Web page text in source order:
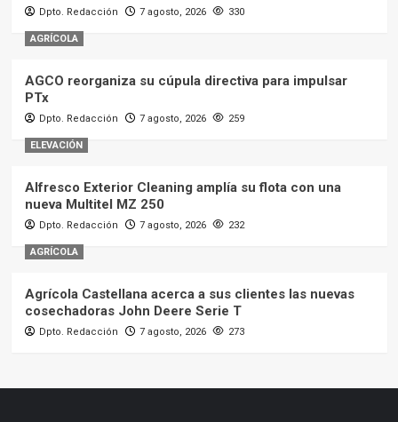
Dpto. Redacción 7 agosto, 2026 330
AGRÍCOLA
AGCO reorganiza su cúpula directiva para impulsar
PTx
Dpto. Redacción 7 agosto, 2026 259
ELEVACIÓN
Alfresco Exterior Cleaning amplía su flota con una
nueva Multitel MZ 250
Dpto. Redacción 7 agosto, 2026 232
AGRÍCOLA
Agrícola Castellana acerca a sus clientes las nuevas
cosechadoras John Deere Serie T
Dpto. Redacción 7 agosto, 2026 273